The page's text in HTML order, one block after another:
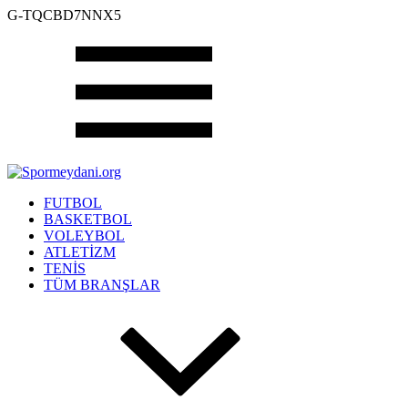
G-TQCBD7NNX5
FUTBOL
BASKETBOL
VOLEYBOL
ATLETİZM
TENİS
TÜM BRANŞLAR